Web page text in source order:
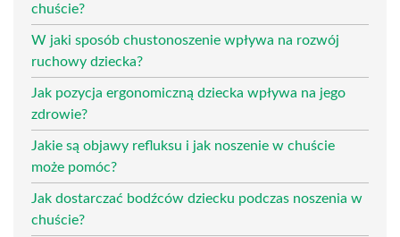
chuście?
W jaki sposób chustonoszenie wpływa na rozwój
ruchowy dziecka?
Jak pozycja ergonomiczną dziecka wpływa na jego
zdrowie?
Jakie są objawy refluksu i jak noszenie w chuście
może pomóc?
Jak dostarczać bodźców dziecku podczas noszenia w
chuście?